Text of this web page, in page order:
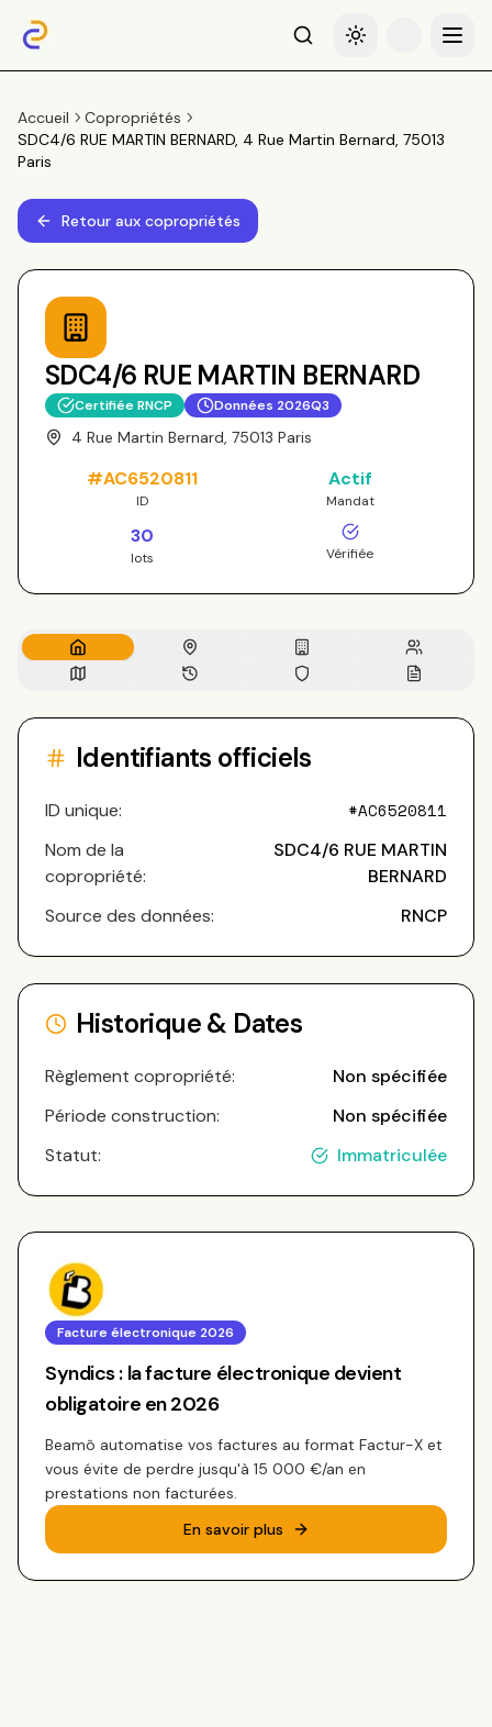
RechercheBasculer le thème
Menu
Accueil
Copropriétés
SDC4/6 RUE MARTIN BERNARD, 4 Rue Martin Bernard, 75013
Paris
Retour aux copropriétés
SDC4/6 RUE MARTIN BERNARD
Certifiée RNCP Données 2026Q3
4 Rue Martin Bernard, 75013 Paris
#AC6520811
ID
Actif
Mandat
30
lots Vérifiée
Identifiants officiels
ID unique: #AC6520811
Nom de la
copropriété:
SDC4/6 RUE MARTIN
BERNARD
Source des données:
RNCP
Historique & Dates
Règlement copropriété:
Non spécifiée
Période construction:
Non spécifiée
Statut:
Immatriculée
Facture électronique 2026
Syndics : la facture électronique devient
obligatoire en 2026
Beamô automatise vos factures au format Factur-X et
vous évite de perdre jusqu'à 15 000 €/an en
prestations non facturées.
En savoir plus